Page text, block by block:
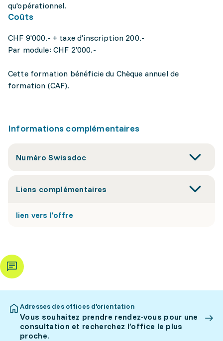
qu'opérationnel.
Coûts
CHF 9'000.- + taxe d'inscription 200.-
Par module: CHF 2’000.-
Cette formation bénéficie du Chèque annuel de
formation (CAF).
Informations complémentaires
Numéro Swissdoc
Liens complémentaires
lien vers l'offre
Adresses des offices d’orientation
Vous souhaitez prendre rendez-vous pour une
consultation et recherchez l’office le plus
proche.